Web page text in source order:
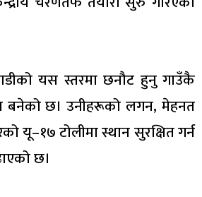
यस स्तरमा छनौट हुनु गाउँकै
बनेको छ। उनीहरूको लगन, मेहनत
यू–१७ टोलीमा स्थान सुरक्षित गर्न
छ।